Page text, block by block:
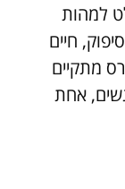
למהות
חיים
מתקיים
09:30-12:30 7 מפגשים, אחת